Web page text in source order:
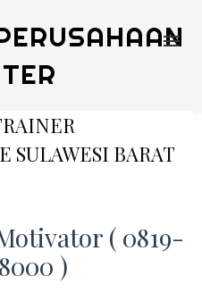
SULAWESI BARAT
( 0819-
)